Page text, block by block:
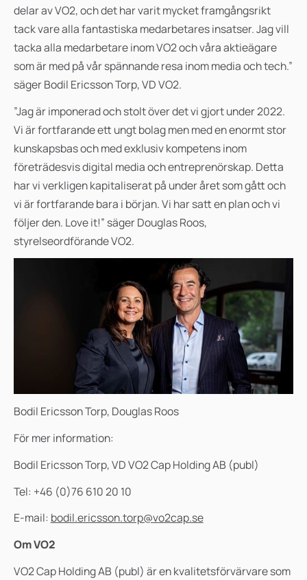
delar av VO2, och det har varit mycket framgångsrikt
tack vare alla fantastiska medarbetares insatser. Jag vill
tacka alla medarbetare inom VO2 och våra aktieägare
som är med på vår spännande resa inom media och tech.”
säger Bodil Ericsson Torp, VD VO2.
”Jag är imponerad och stolt över det vi gjort under 2022.
Vi är fortfarande ett ungt bolag men med en enormt stor
kunskapsbas och med exklusiv kompetens inom
företrädesvis digital media och entreprenörskap. Detta
har vi verkligen kapitaliserat på under året som gått och
vi är fortfarande bara i början. Vi har satt en plan och vi
följer den. Love it!” säger Douglas Roos,
styrelseordförande VO2.
Bodil Ericsson Torp, Douglas Roos
För mer information:
Bodil Ericsson Torp, VD VO2 Cap Holding AB (publ)
Tel: +46 (0)76 610 20 10
E-mail: bodil.ericsson.torp@vo2cap.se
Om VO2
VO2 Cap Holding AB (publ) är en kvalitetsförvärvare som